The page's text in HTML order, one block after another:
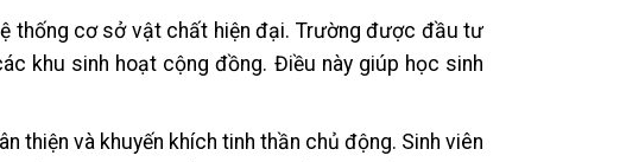
thống cơ sở vật chất hiện đại. Trường được đầu tư
khu sinh hoạt cộng đồng. Điều này giúp học sinh
thiện và khuyến khích tinh thần chủ động. Sinh viên